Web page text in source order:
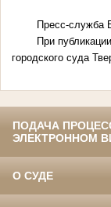
Пресс-
При
городского суда
ПОДАЧА
ЭЛЕКТРОННОМ
О СУДЕ